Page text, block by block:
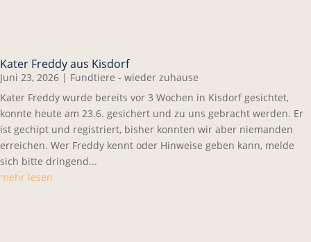
Kater Freddy aus Kisdorf
Juni 23, 2026 | Fundtiere - wieder zuhause
Kater Freddy wurde bereits vor 3 Wochen in Kisdorf gesichtet,
konnte heute am 23.6. gesichert und zu uns gebracht werden. Er
ist gechipt und registriert, bisher konnten wir aber niemanden
erreichen. Wer Freddy kennt oder Hinweise geben kann, melde
sich bitte dringend...
mehr lesen